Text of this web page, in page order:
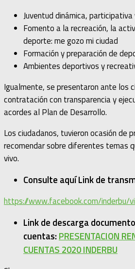
Juventud dinámica,
Fomento a la recreación, la
deporte: me gozo mi ciudad
Formación y preparación de
Ambientes deportivos y
Igualmente, se presentaron ante los
contratación con transparencia y
acordes al Plan de Desarrollo.
Los ciudadanos, tuvieron ocasión de
recomendar sobre diferentes temas
vivo.
Consulte aquí Link de
https://www.facebook.com/inderbu/
Link de descarga
cuentas: PRESENTACION
CUENTAS 2020 INDERBU